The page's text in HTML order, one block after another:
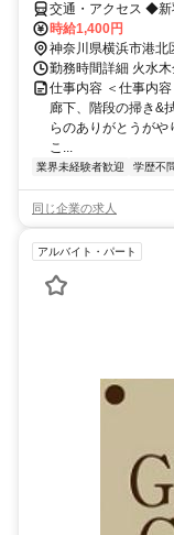
交通・アクセス ◆
バス、「下町会館前
時給1,400円
神奈川県横浜市港北
勤務時間詳細 火水
仕事内容 ＜仕事内
廊下、階段の掃き&
らのありがとうがや
こ...
業界未経験者歓迎 学歴不
同じ企業の求人
アルバイト・パート